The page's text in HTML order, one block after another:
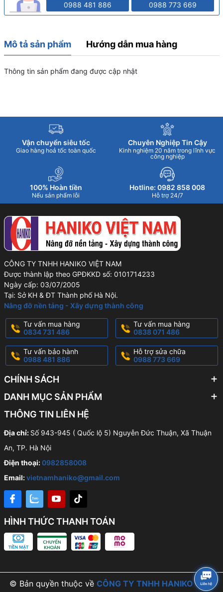
0988 481 886 0988 773 669
Mô tả sản phẩm Hướng dẫn mua hàng
Thông tin sản phẩm đang được cập nhật
Vận chuyển siêu tốc
Giao hàng hoả tốc toàn quốc
Chuyên Nghiệp Tin Cậy
Kinh nghiệm 20 năm trong lĩnh vực
công nghiệp
100% Hoàn tiền
Nếu sản phẩm lỗi
Hotline: 0982 858 008
Hỗ trợ 24/7
CÔNG TY TNHH HANIKO VIỆT NAM
Được thành lập theo GPĐKKD số: 0101714233
Ngày cấp: 03/07/2005
Tại: Sở KH & ĐT Thành phố Hà Nội.
Nâng đỡ nền tảng - Xây dựng thành công
Tư vấn mua hàng
0834 731 486
Tư vấn mua hàng
0838 071 486
Tư vấn bảo hành
0988 481 886
Hỗ trợ sửa chữa
0988 773 669
CHÍNH SÁCH
DANH MỤC SẢN PHẨM
THÔNG TIN LIÊN HỆ
Địa chỉ: Số 943-945 ( Quốc lộ 5) Nguyễn Đức Thuận, Xã Thuận
An, TP. Hà Nội
Điện thoại:0982858008
Email:vietnamhaniko@gmail.com
HÌNH THỨC THANH TOÁN
© Bản quyền thuộc về CÔNG TY TNHH HANIKO VIỆT